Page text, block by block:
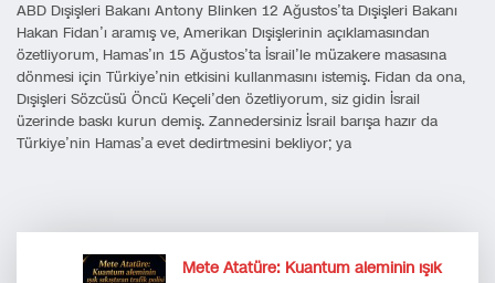
ABD Dışişleri Bakanı Antony Blinken 12 Ağustos’ta Dışişleri Bakanı
Hakan Fidan’ı aramış ve, Amerikan Dışişlerinin açıklamasından
özetliyorum, Hamas’ın 15 Ağustos’ta İsrail’le müzakere masasına
dönmesi için Türkiye’nin etkisini kullanmasını istemiş. Fidan da ona,
Dışişleri Sözcüsü Öncü Keçeli’den özetliyorum, siz gidin İsrail
üzerinde baskı kurun demiş. Zannedersiniz İsrail barışa hazır da
Türkiye’nin Hamas’a evet dedirtmesini bekliyor; ya
Mete Atatüre: Kuantum aleminin ışık